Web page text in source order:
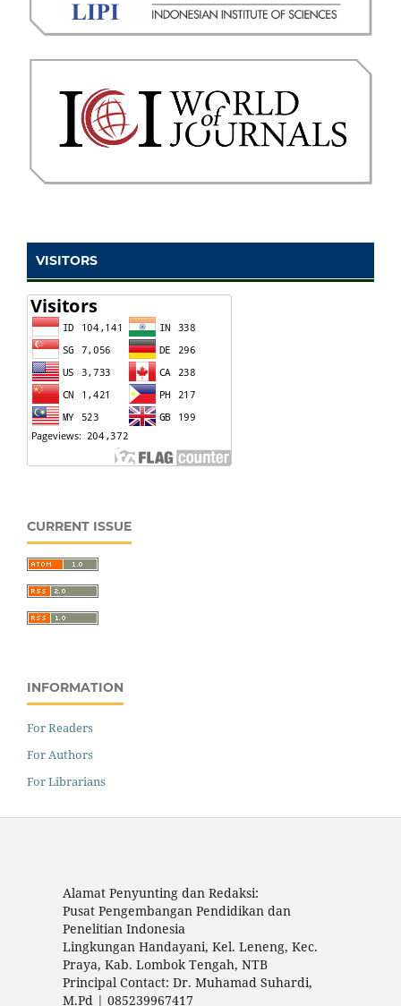
VISITORS
CURRENT ISSUE
INFORMATION
For Readers
For Authors
For Librarians
Alamat Penyunting dan Redaksi:
Pusat Pengembangan Pendidikan dan
Penelitian Indonesia
Lingkungan Handayani, Kel. Leneng, Kec.
Praya, Kab. Lombok Tengah, NTB
Principal Contact: Dr. Muhamad Suhardi,
M.Pd | 085239967417